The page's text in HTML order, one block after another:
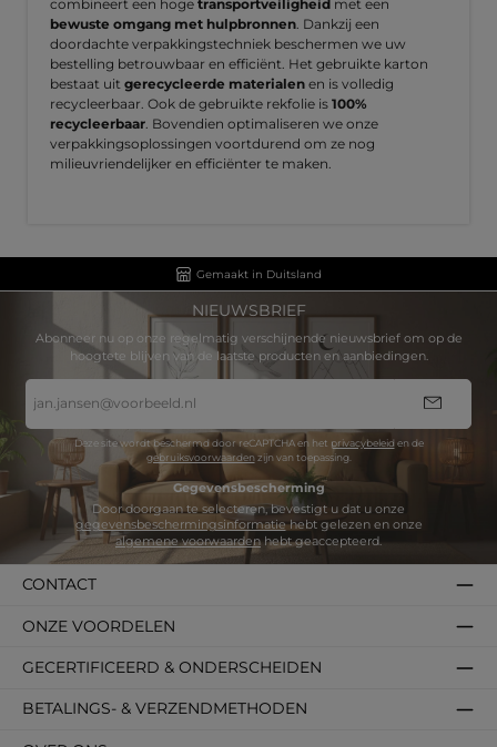
combineert een hoge transportveiligheid met een
bewuste omgang met hulpbronnen . Dankzij een
doordachte verpakkingstechniek beschermen we uw
bestelling betrouwbaar en efficiënt. Het gebruikte karton
bestaat uit gerecycleerde materialen en is volledig
recycleerbaar. Ook de gebruikte rekfolie is 100%
recycleerbaar . Bovendien optimaliseren we onze
verpakkingsoplossingen voortdurend om ze nog
milieuvriendelijker en efficiënter te maken.
Gemaakt in Duitsland
NIEUWSBRIEF
Abonneer nu op onze regelmatig verschijnende nieuwsbrief om op de
hoogtete blijven van de laatste producten en aanbiedingen.
mailadres
*
Deze site wordt beschermd door reCAPTCHA en het privacybeleid en de
gebruiksvoorwaardenzijn van toepassing.
Gegevensbescherming
gegevensbeschermingsinformatie
algemene voorwaardenhebt geaccepteerd.
CONTACT
BETALINGS- & VERZENDMETHODEN
GECERTIFICEERD & ONDERSCHEIDEN
ONZE VOORDELEN